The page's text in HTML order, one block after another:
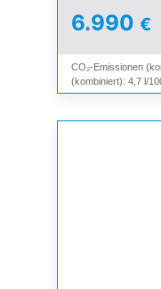
6.990 €
CO₂-Emissionen
(kombiniert): 4,7 l/